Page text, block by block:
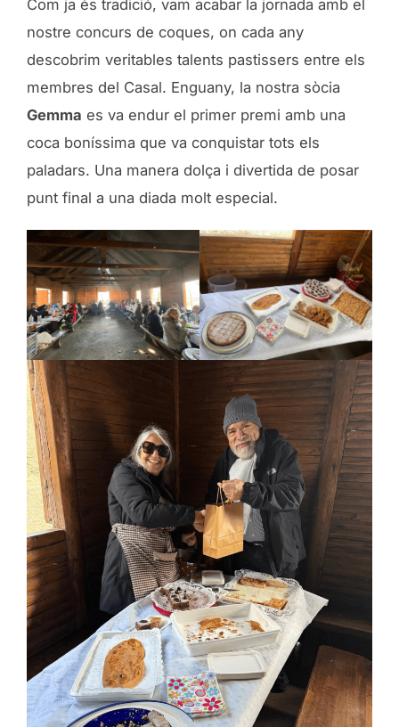
Com ja és tradició, vam acabar la jornada amb el
nostre concurs de coques, on cada any
descobrim veritables talents pastissers entre els
membres del Casal. Enguany, la nostra sòcia
Gemma es va endur el primer premi amb una
coca boníssima que va conquistar tots els
paladars. Una manera dolça i divertida de posar
punt final a una diada molt especial.